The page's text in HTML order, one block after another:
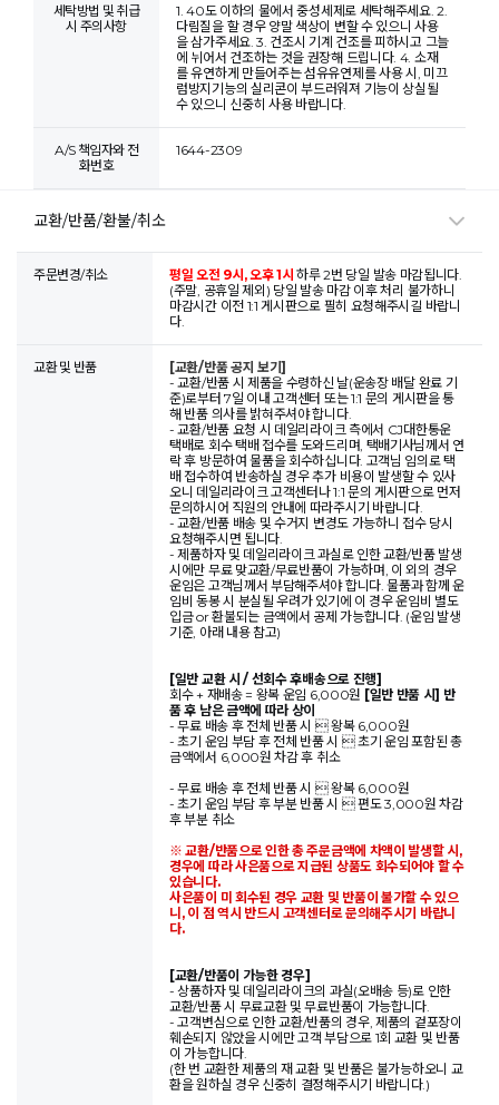
세탁방법 및 취급
시 주의사항
1. 40도 이하의 물에서 중성세제로 세탁해주세요. 2.
다림질을 할 경우 양말 색상이 변할 수 있으니 사용
을 삼가주세요. 3. 건조시 기계 건조를 피하시고 그늘
에 뉘어서 건조하는 것을 권장해 드립니다. 4. 소재
를 유연하게 만들어주는 섬유유연제를 사용 시, 미끄
럼방지기능의 실리콘이 부드러워져 기능이 상실될
수 있으니 신중히 사용 바랍니다.
A/S 책임자와 전
화번호
1644-2309
교환/반품/환불/취소
주문변경/취소 평일 오전 9시, 오후 1시하루 2번 당일 발송 마감됩니다.
(주말, 공휴일 제외) 당일 발송 마감 이후 처리 불가하니
마감시간 이전 1:1 게시판으로 필히 요청해주시길 바랍니
다.
교환 및 반품
[교환/반품 공지 보기]
- 교환/반품 시 제품을 수령하신 날(운송장 배달 완료 기
준)로부터 7일 이내 고객센터 또는 1:1 문의 게시판을 통
해 반품 의사를 밝혀주셔야 합니다.
- 교환/반품 요청 시 데일리라이크 측에서 CJ대한통운
택배로 회수 택배 접수를 도와드리며, 택배기사님께서 연
락 후 방문하여 물품을 회수하십니다. 고객님 임의로 택
배 접수하여 반송하실 경우 추가 비용이 발생할 수 있사
오니 데일리라이크 고객센터나 1:1 문의 게시판으로 먼저
문의하시어 직원의 안내에 따라주시기 바랍니다.
- 교환/반품 배송 및 수거지 변경도 가능하니 접수 당시
요청해주시면 됩니다.
- 제품하자 및 데일리라이크 과실로 인한 교환/반품 발생
시에만 무료 맞교환/무료반품이 가능하며, 이 외의 경우
운임은 고객님께서 부담해주셔야 합니다. 물품과 함께 운
임비 동봉 시 분실될 우려가 있기에 이 경우 운임비 별도
입금 or 환불되는 금액에서 공제 가능합니다. (운임 발생
기준, 아래 내용 참고)
[일반 교환 시 / 선회수 후배송으로 진행]
회수 + 재배송 = 왕복 운임 6,000원 [일반 반품 시] 반
품 후 남은 금액에 따라 상이
- 무료 배송 후 전체 반품 시  왕복 6,000원
- 초기 운임 부담 후 전체 반품 시  초기 운임 포함된 총
금액에서 6,000원 차감 후 취소
- 무료 배송 후 전체 반품 시  왕복 6,000원
- 초기 운임 부담 후 부분 반품 시  편도 3,000원 차감
후 부분 취소
※ 교환/반품으로 인한 총 주문금액에 차액이 발생할 시,
경우에 따라 사은품으로 지급된 상품도 회수되어야 할 수
있습니다.
사은품이 미 회수된 경우 교환 및 반품이 불가할 수 있으
니, 이 점 역시 반드시 고객센터로 문의해주시기 바랍니
다.
[교환/반품이 가능한 경우]
- 상품하자 및 데일리라이크의 과실(오배송 등)로 인한
교환/반품 시 무료교환 및 무료반품이 가능합니다.
- 고객변심으로 인한 교환/반품의 경우, 제품의 겉포장이
훼손되지 않았을 시에만 고객 부담으로 1회 교환 및 반품
이 가능합니다.
(한 번 교환한 제품의 재 교환 및 반품은 불가능하오니 교
환을 원하실 경우 신중히 결정해주시기 바랍니다.)